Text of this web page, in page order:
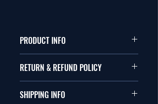
PRODUCT INFO
本品は1/10サイズのラジオコント
This items fit in with 1/10 sizes of
RETURN & REFUND POLICY
商品に明らかな欠陥がないかぎり
SHIPPING INFO